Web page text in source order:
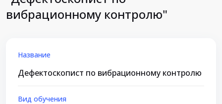
вибрационному контролю"
Название
Дефектоскопист по вибрационному контролю
Вид обучения